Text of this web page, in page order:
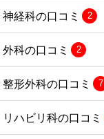
神経科の口コミ 2
外科の口コミ 2
整形外科の口コミ 7
リハビリ科の口コミ